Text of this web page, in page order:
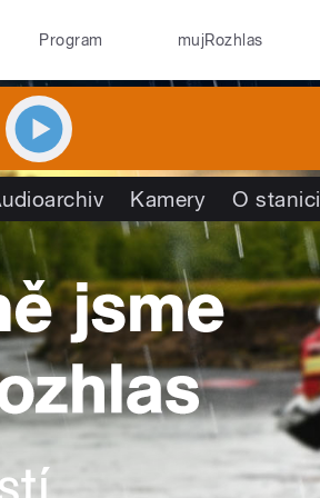
Program mujRozhlas
Kamery O stanici